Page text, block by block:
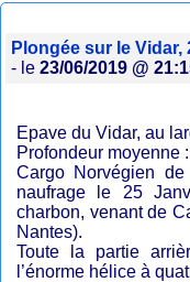
Plongée sur le Vidar,
- le23/06/2019 @
Epave du Vidar, au
Profondeur moyenne
Cargo Norvégien
naufrage le 25
charbon, venant de
Nantes).
Toute la partie
l’énorme hélice à